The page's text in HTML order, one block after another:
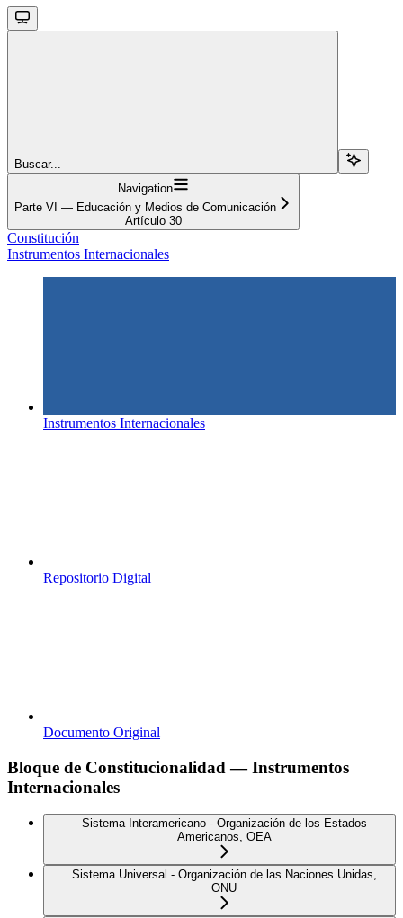
Buscar...
Navigation
Parte VI — Educación y Medios de Comunicación
Artículo 30
Constitución
Instrumentos Internacionales
Instrumentos Internacionales
Repositorio Digital
Documento Original
Bloque de Constitucionalidad — Instrumentos
Internacionales
Sistema Interamericano - Organización de los Estados
Americanos, OEA
Sistema Universal - Organización de las Naciones Unidas,
ONU